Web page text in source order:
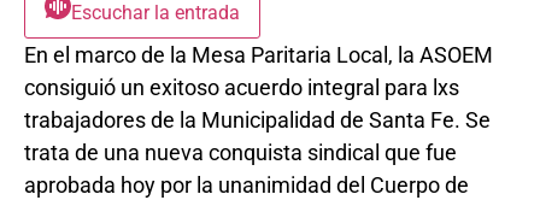
Escuchar la entrada
En el marco de la Mesa Paritaria Local, la ASOEM
consiguió un exitoso acuerdo integral para lxs
trabajadores de la Municipalidad de Santa Fe. Se
trata de una nueva conquista sindical que fue
aprobada hoy por la unanimidad del Cuerpo de